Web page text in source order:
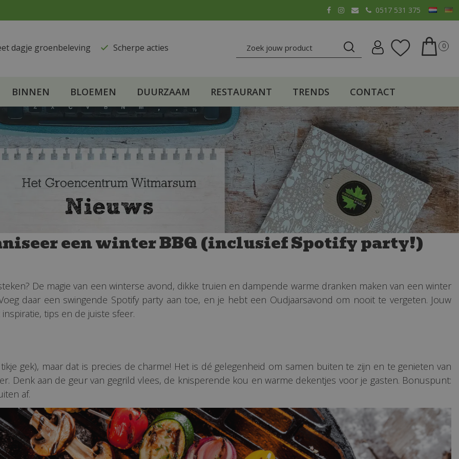
0517 531 375
dagje groenbeleving ​Scherpe acties
BINNEN BLOEMEN DUURZAAM RESTAURANT TRENDS CONTACT
een winter BBQ (inclusief Spotify party!)
De magie van een winterse avond, dikke truien en dampende warme dranken maken van een winter
daar een swingende Spotify party aan toe, en je hebt een Oudjaarsavond om nooit te vergeten. Jouw
tips en de juiste sfeer.
gek), maar dat is precies de charme! Het is dé gelegenheid om samen buiten te zijn en te genieten van
Denk aan de geur van gegrild vlees, de knisperende kou en warme dekentjes voor je gasten. Bonuspunt:
af.